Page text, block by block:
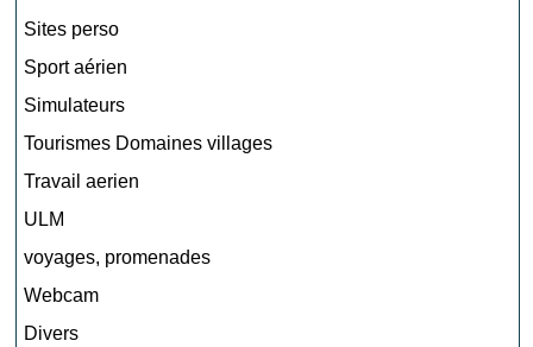
Sites perso
Sport aérien
Simulateurs
Tourismes Domaines villages
Travail aerien
ULM
voyages, promenades
Webcam
Divers